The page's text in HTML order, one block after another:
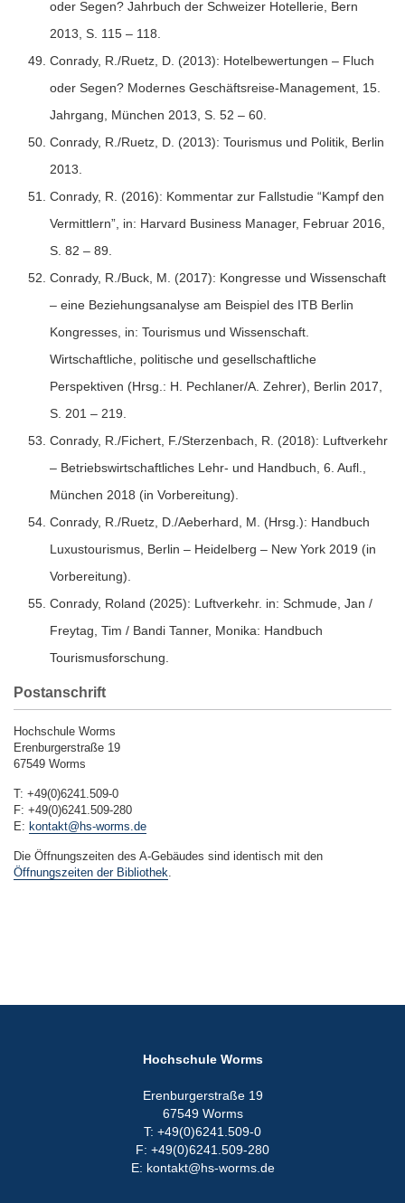
oder Segen? Jahrbuch der Schweizer Hotellerie, Bern
2013, S. 115 – 118.
Conrady, R./Ruetz, D. (2013): Hotelbewertungen – Fluch
oder Segen? Modernes Geschäftsreise-Management, 15.
Jahrgang, München 2013, S. 52 – 60.
Conrady, R./Ruetz, D. (2013): Tourismus und Politik, Berlin
2013.
Conrady, R. (2016): Kommentar zur Fallstudie “Kampf den
Vermittlern”, in: Harvard Business Manager, Februar 2016,
S. 82 – 89.
Conrady, R./Buck, M. (2017): Kongresse und Wissenschaft
– eine Beziehungsanalyse am Beispiel des ITB Berlin
Kongresses, in: Tourismus und Wissenschaft.
Wirtschaftliche, politische und gesellschaftliche
Perspektiven (Hrsg.: H. Pechlaner/A. Zehrer), Berlin 2017,
S. 201 – 219.
Conrady, R./Fichert, F./Sterzenbach, R. (2018): Luftverkehr
– Betriebswirtschaftliches Lehr- und Handbuch, 6. Aufl.,
München 2018 (in Vorbereitung).
Conrady, R./Ruetz, D./Aeberhard, M. (Hrsg.): Handbuch
Luxustourismus, Berlin – Heidelberg – New York 2019 (in
Vorbereitung).
Conrady, Roland (2025): Luftverkehr. in: Schmude, Jan /
Freytag, Tim / Bandi Tanner, Monika: Handbuch
Tourismusforschung.
Postanschrift
Hochschule Worms
Erenburgerstraße 19
67549 Worms
T: +49(0)6241.509-0
F: +49(0)6241.509-280
E: kontakt@hs-worms.de
Die Öffnungszeiten des A-Gebäudes sind identisch mit den
Öffnungszeiten der Bibliothek.
Hochschule Worms
Erenburgerstraße 19
67549 Worms
T: +49(0)6241.509-0
F: +49(0)6241.509-280
E: kontakt@hs-worms.de